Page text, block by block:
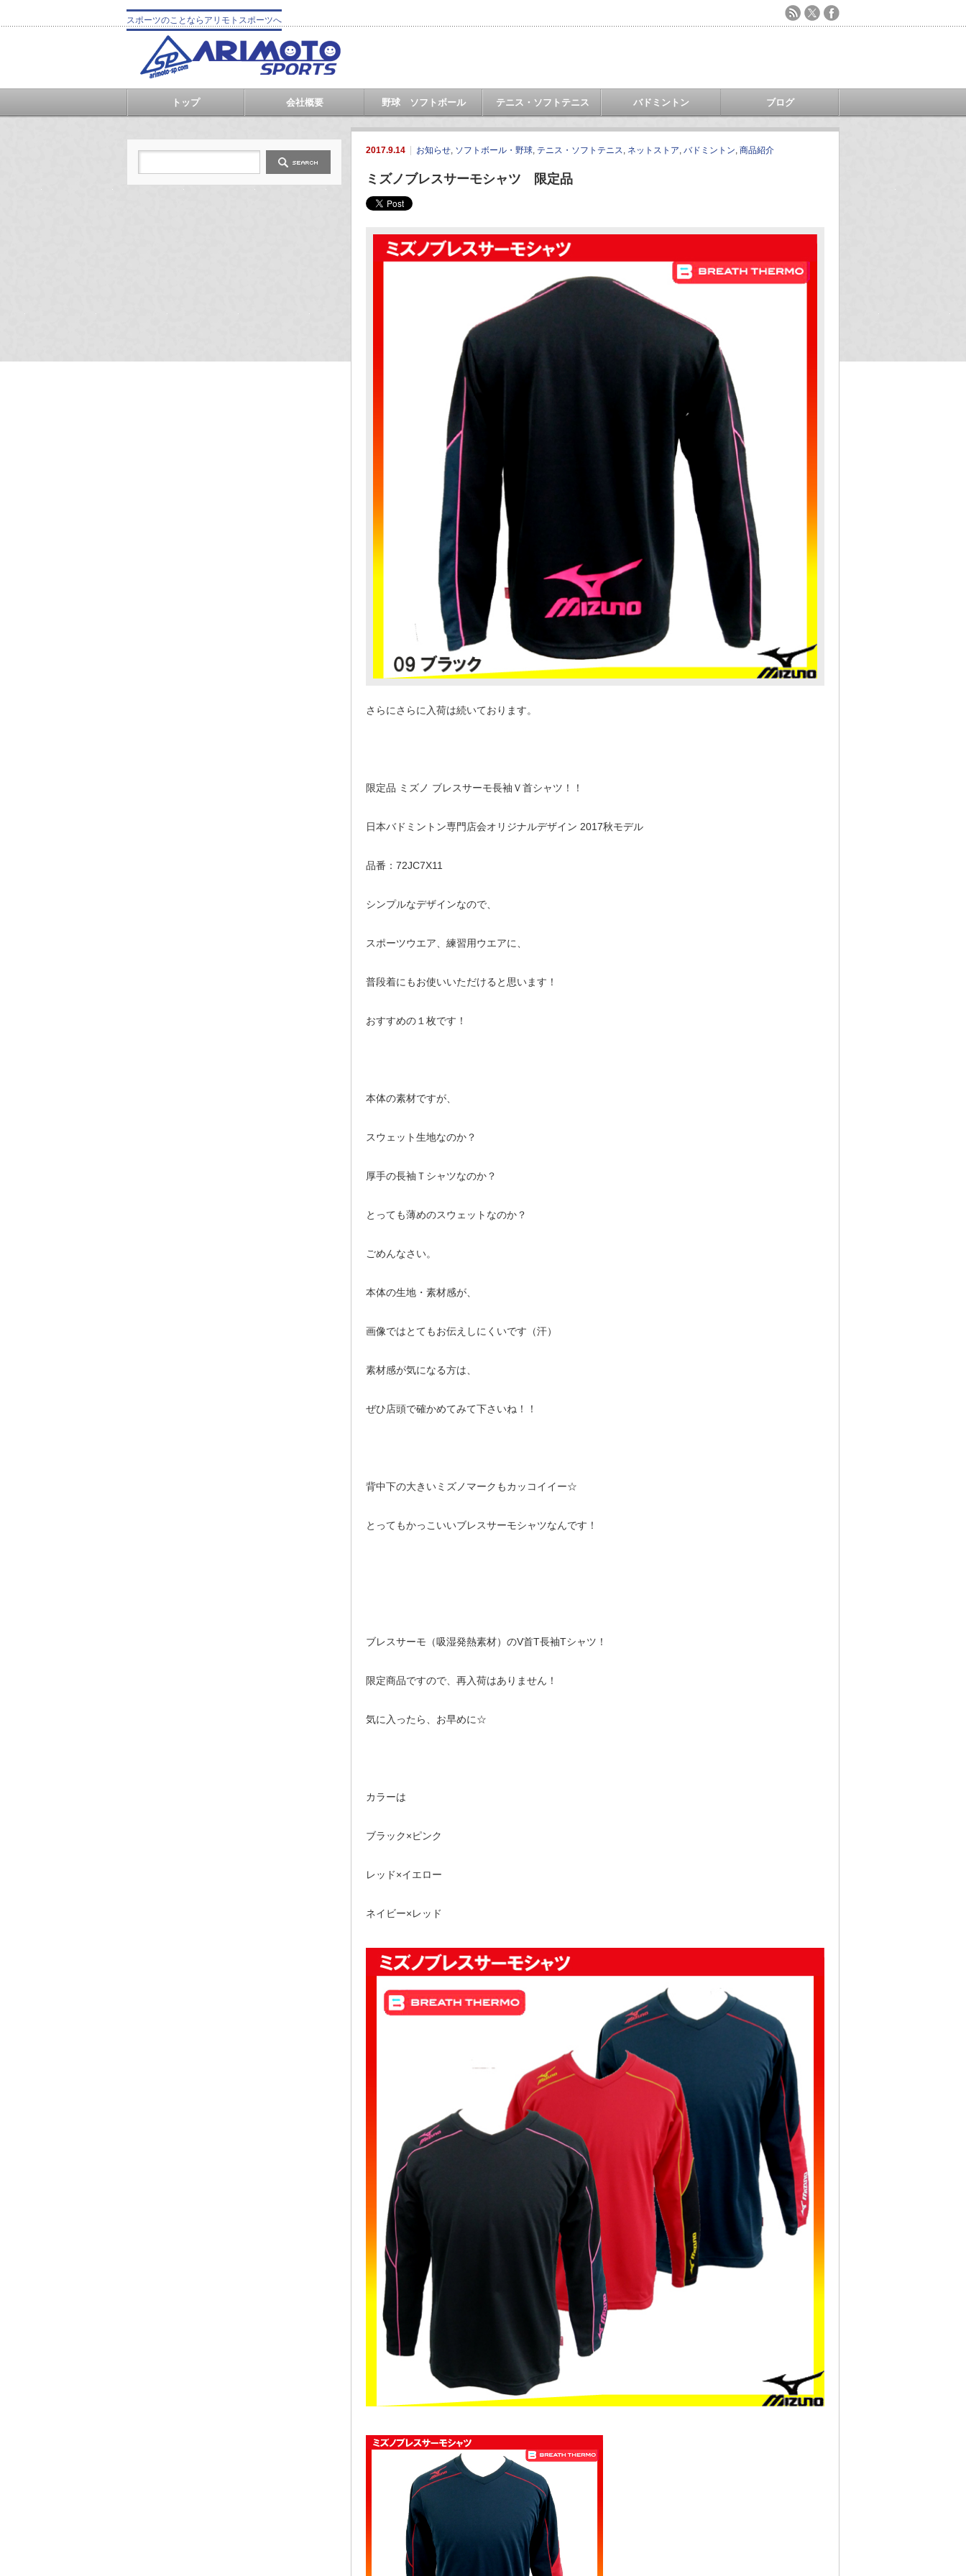
スポーツのことならアリモトスポーツへ
トップ 会社概要 野球 ソフトボール テニス・ソフトテニス バドミントン ブログ
2017.9.14 お知らせ, ソフトボール・野球, テニス・ソフトテニス, ネットストア, バドミントン, 商品紹介
ミズノブレスサーモシャツ 限定品
さらにさらに入荷は続いております。
限定品 ミズノ ブレスサーモ長袖Ｖ首シャツ！！
日本バドミントン専門店会オリジナルデザイン 2017秋モデル
品番：72JC7X11
シンプルなデザインなので、
スポーツウエア、練習用ウエアに、
普段着にもお使いいただけると思います！
おすすめの１枚です！
本体の素材ですが、
スウェット生地なのか？
厚手の長袖Ｔシャツなのか？
とっても薄めのスウェットなのか？
ごめんなさい。
本体の生地・素材感が、
画像ではとてもお伝えしにくいです（汗）
素材感が気になる方は、
ぜひ店頭で確かめてみて下さいね！！
背中下の大きいミズノマークもカッコイイー☆
とってもかっこいいブレスサーモシャツなんです！
ブレスサーモ（吸湿発熱素材）のV首T長袖Tシャツ！
限定商品ですので、再入荷はありません！
気に入ったら、お早めに☆
カラーは
ブラック×ピンク
レッド×イエロー
ネイビー×レッド